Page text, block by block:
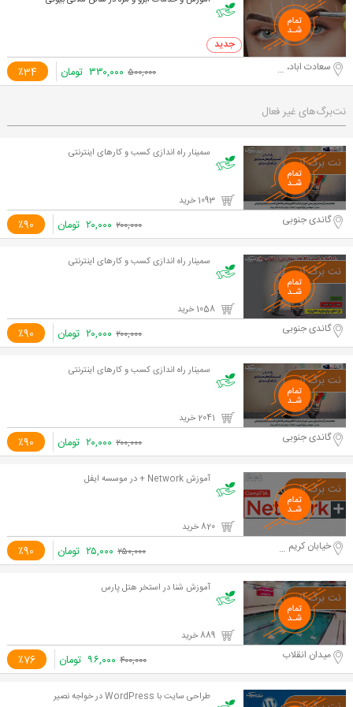
0 خرید
٪34 سعادت اباد، علامه جنوبي ۵۰۰,۰۰۰ ۳۳۰,۰۰۰ تومان
نت‌برگ‌های غیر فعال
سمینار راه اندازی کسب و کارهای اینترنتی
٪90 گاندی جنوبی ۲۰۰,۰۰۰ ۲۰,۰۰۰ تومان
سمینار راه اندازی کسب و کارهای اینترنتی
٪90 گاندی جنوبی ۲۰۰,۰۰۰ ۲۰,۰۰۰ تومان
سمینار راه اندازی کسب و کارهای اینترنتی
٪90 گاندی جنوبی ۲۰۰,۰۰۰ ۲۰,۰۰۰ تومان
آموزش Network + در موسسه ایفل
٪90 خیابان کریم خان زند ۲۵۰,۰۰۰ ۲۵,۰۰۰ تومان
آموزش شنا در استخر هتل پارس
٪76 میدان انقلاب ۴۰۰,۰۰۰ ۹۶,۰۰۰ تومان
طراحی سایت با WordPress در خواجه نصیر